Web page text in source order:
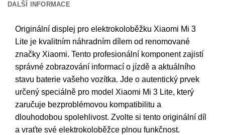
DALŠÍ INFORMACE
Originální displej pro elektrokoloběžku Xiaomi Mi 3
Lite je kvalitním náhradním dílem od renomované
značky Xiaomi. Tento profesionální komponent zajistí
správné zobrazování informací o jízdě a aktuálního
stavu baterie vašeho vozítka. Jde o autentický prvek
určený speciálně pro model Xiaomi Mi 3 Lite, který
zaručuje bezproblémovou kompatibilitu a
dlouhodobou spolehlivost. Zvolte si tento originální díl
a vraťte své elektrokoloběžce plnou funkčnost.